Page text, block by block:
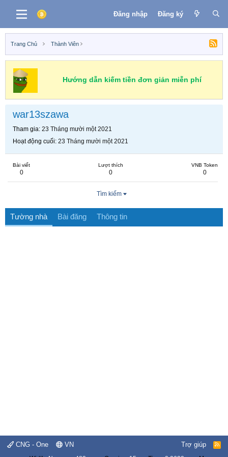
Đăng nhập Đăng ký
Trang Chủ Thành Viên
Hướng dẫn kiếm tiền đơn giản miễn phí
war13szawa
Tham gia 23 Tháng mười một 2021
Hoạt động cuối 23 Tháng mười một 2021
Bài viết
0
Lượt thích
0
VNB Token
0
Tìm kiếm
Tường nhà Bài đăng Thông tin
CNG - One VN Trợ giúp
R